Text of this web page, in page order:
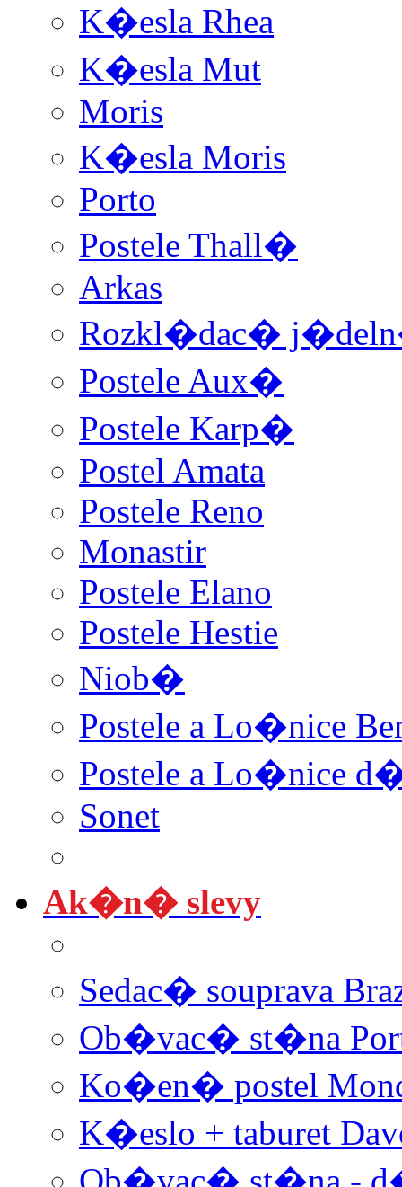
K�esla Rhea
K�esla Mut
Moris
K�esla Moris
Porto
Postele Thall�
Arkas
Rozkl�dac�
Postele Aux�
Postele Karp�
Postel Amata
Postele Reno
Monastir
Postele Elano
Postele Hestie
Niob�
Postele a Lo�nice
Postele a Lo�nice
Sonet
Ak�n� slevy
Sedac� souprava
Ob�vac� st�na
Ko�en� postel
K�eslo + taburet